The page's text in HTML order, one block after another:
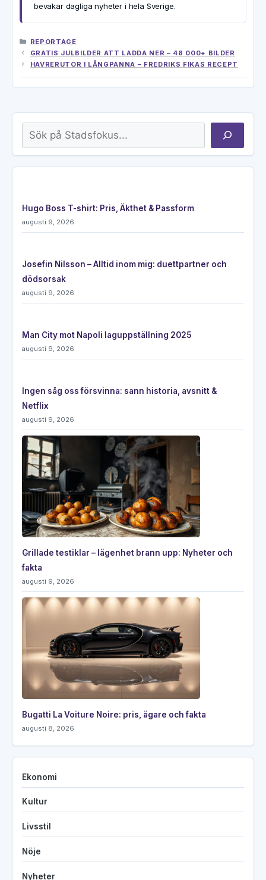
bevakar dagliga nyheter i hela Sverige.
KATEGORIER
REPORTAGE
GRATIS JULBILDER ATT LADDA NER – 48 000+ BILDER
HAVRERUTOR I LÅNGPANNA – FREDRIKS FIKAS RECEPT
Sök
Hugo Boss T-shirt: Pris, Äkthet & Passform
augusti 9, 2026
Josefin Nilsson – Alltid inom mig: duettpartner och
dödsorsak
augusti 9, 2026
Man City mot Napoli laguppställning 2025
augusti 9, 2026
Ingen såg oss försvinna: sann historia, avsnitt &
Netflix
augusti 9, 2026
Grillade testiklar – lägenhet brann upp: Nyheter och
fakta
augusti 9, 2026
Bugatti La Voiture Noire: pris, ägare och fakta
augusti 8, 2026
Ekonomi
Kultur
Livsstil
Nöje
Nyheter